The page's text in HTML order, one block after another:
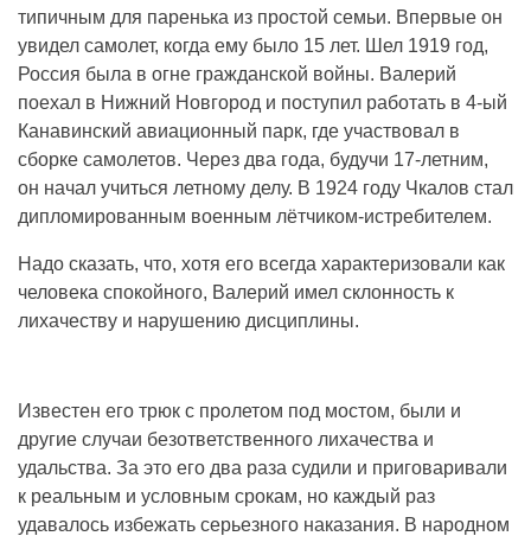
типичным для паренька из простой семьи. Впервые он
увидел самолет, когда ему было 15 лет. Шел 1919 год,
Россия была в огне гражданской войны. Валерий
поехал в Нижний Новгород и поступил работать в 4-ый
Канавинский авиационный парк, где участвовал в
сборке самолетов. Через два года, будучи 17-летним,
он начал учиться летному делу. В 1924 году Чкалов стал
дипломированным военным лётчиком-истребителем.
Надо сказать, что, хотя его всегда характеризовали как
человека спокойного, Валерий имел склонность к
лихачеству и нарушению дисциплины.
Известен его трюк с пролетом под мостом, были и
другие случаи безответственного лихачества и
удальства. За это его два раза судили и приговаривали
к реальным и условным срокам, но каждый раз
удавалось избежать серьезного наказания. В народном